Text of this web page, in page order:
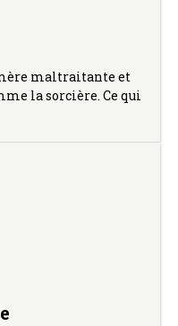
maltraitante et
la sorcière. Ce qui